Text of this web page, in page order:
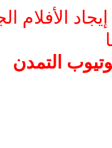
الأفلام
التمدن